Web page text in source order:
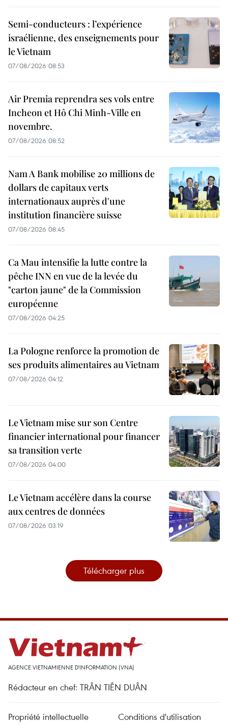
Semi-conducteurs : l’expérience
israélienne, des enseignements pour
le Vietnam
07/08/2026 08:53
Air Premia reprendra ses vols entre
Incheon et Hô Chi Minh-Ville en
novembre.
07/08/2026 08:52
Nam A Bank mobilise 20 millions de
dollars de capitaux verts
internationaux auprès d'une
institution financière suisse
07/08/2026 08:45
Ca Mau intensifie la lutte contre la
pêche INN en vue de la levée du
"carton jaune" de la Commission
européenne
07/08/2026 04:25
La Pologne renforce la promotion de
ses produits alimentaires au Vietnam
07/08/2026 04:12
Le Vietnam mise sur son Centre
financier international pour financer
sa transition verte
07/08/2026 04:00
Le Vietnam accélère dans la course
aux centres de données
07/08/2026 03:19
Télécharger plus
AGENCE VIETNAMIENNE D'INFORMATION (VNA)
Rédacteur en chef: TRÂN TIÊN DUÂN
Propriété intellectuelle Conditions d'utilisation